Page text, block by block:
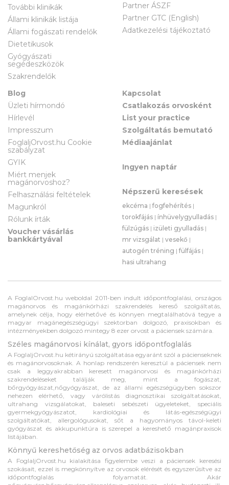
További klinikák
Állami klinikák listája
Állami fogászati rendelők
Dietetikusok
Gyógyászati
segédeszközök
Szakrendelők
Partner ÁSZF
Partner GTC (English)
Adatkezelési tájékoztató
Blog
Üzleti hírmondó
Hírlevél
Impresszum
FoglaljOrvost.hu Cookie
szabályzat
GYIK
Miért menjek
magánorvoshoz?
Felhasználási feltételek
Magunkról
Rólunk írták
Voucher vásárlás
bankkártyával
Kapcsolat
Csatlakozás orvosként
List your practice
Szolgáltatás bemutató
Médiaajánlat
Ingyen naptár
Népszerű keresések
ekcéma |fogfehérítés |
torokfájás | ínhüvelygyulladás |
fülzúgás | izületi gyulladás |
mr vizsgálat | vesekő |
autogén tréning |fülfájás |
hasi ultrahang
A FoglalOrvost.hu weboldal 2011-ben indult időpontfoglalási, országos
magánorvos és magánkórházi szakrendelés kereső szolgáltatás,
amelynek célja, hogy elérhetővé és könnyen megtalálhatóvá tegye a
magyar magánegészségügyi szektorban dolgozó, praxisokban és
intézményekben dolgozó mintegy 8 ezer orvost a páciensek számára.
Széles magánorvosi kínálat, gyors időpontfoglalás
A FoglaljOrvost.hu kétirányú szolgáltatása egyaránt szól a pácienseknek
és magánorvosoknak. A honlap rendszerén keresztül a páciensek nem
csak a leggyakrabban keresett magánorvosi és magánkórházi
szakrendeléseket találják meg, mint a fogászat,
bőrgyógyászat,nőgyógyászat, de az állami egészségügyben sokszor
nehezen elérhető, vagy várólistás diagnosztikai szolgáltatásokat,
ultrahang vizsgálatokat, baleseti sebészeti ügyeleteket, speciális
gyermekgyógyászatot, kardiológiai és látás-egészségügyi
szolgáltatókat, allergológusokat, sőt a hagyományos távol-keleti
gyógyászat és akkupunktúra is szerepel a kereshető magánpraxisok
listájában.
Könnyű kereshetőség az orvos adatbázisokban
A FoglaljOrvost.hu kialakítása figyelembe veszi a páciensek keresési
szokásait, ezzel is megkönnyítve az orvosok elérését és egyszerűsítve az
időpontfoglalás folyamatát. Akár